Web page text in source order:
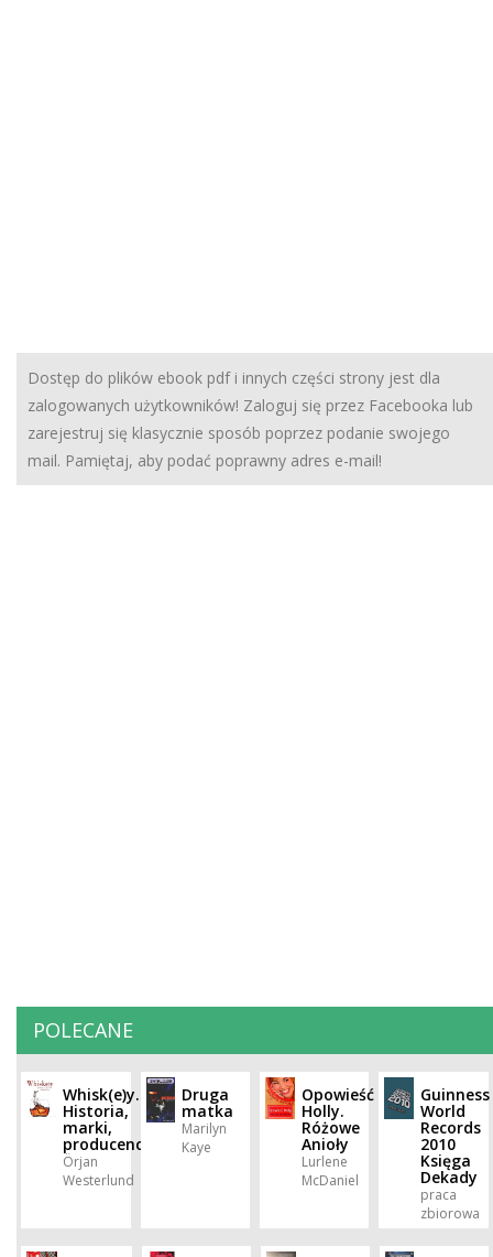
Dostęp do plików ebook pdf i innych części strony jest dla
zalogowanych użytkowników! Zaloguj się przez Facebooka lub
zarejestruj się klasycznie sposób poprzez podanie swojego
mail. Pamiętaj, aby podać poprawny adres e-mail!
POLECANE
Whisk(e)y.
Historia,
marki,
producenci
Örjan
Westerlund
Druga
matka
Marilyn
Kaye
Opowieść
Holly.
Różowe
Anioły
Lurlene
McDaniel
Guinness
World
Records
2010
Księga
Dekady
praca
zbiorowa